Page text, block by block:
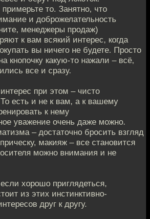
то. Занятно, что
и доброжелательность
менеджеры продаж)
к вам всякий интерес, когда
вы ничего не будете. Просто
кнопочку какую-то нажали – всё,
все и сразу.
при этом – чисто
есть и не к вам, а к вашему
к нему
уважение очень даже можно.
– достаточно бросить взгляд
макияж – все становится
можно внимания и не
хорошо приглядеться,
из этих инстинктивно-
друг к другу.